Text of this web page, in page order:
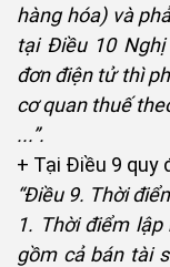
hàng hóa) và
tại Điều 10
đơn điện tử thì
cơ quan thuế
...”.
+ Tại Điều 9 quy
“Điều 9. Thời
1. Thời điểm
gồm cả bán tài